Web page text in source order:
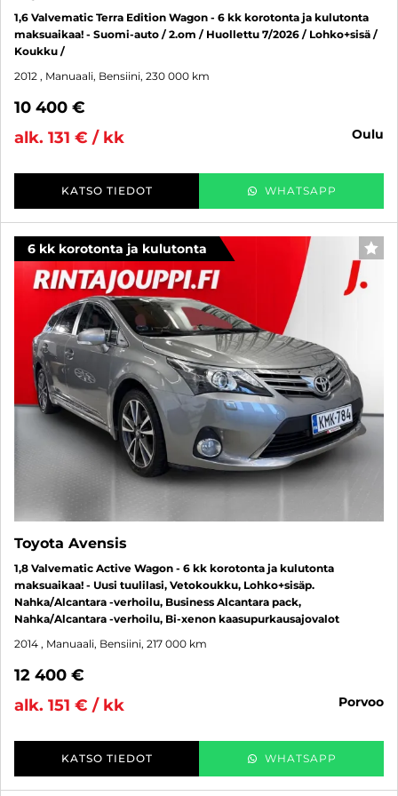
1,6 Valvematic Terra Edition Wagon - 6 kk korotonta ja kulutonta
maksuaikaa! - Suomi-auto / 2.om / Huollettu 7/2026 / Lohko+sisä /
Koukku /
2012 , Manuaali, Bensiini, 230 000 km
10 400 €
alk. 131 € / kk
oulu
KATSO TIEDOT WHATSAPP
6 kk korotonta ja kulutonta
Toyota Avensis
1,8 Valvematic Active Wagon - 6 kk korotonta ja kulutonta
maksuaikaa! - Uusi tuulilasi, Vetokoukku, Lohko+sisäp.
Nahka/Alcantara -verhoilu, Business Alcantara pack,
Nahka/Alcantara -verhoilu, Bi-xenon kaasupurkausajovalot
2014 , Manuaali, Bensiini, 217 000 km
12 400 €
alk. 151 € / kk
porvoo
KATSO TIEDOT WHATSAPP